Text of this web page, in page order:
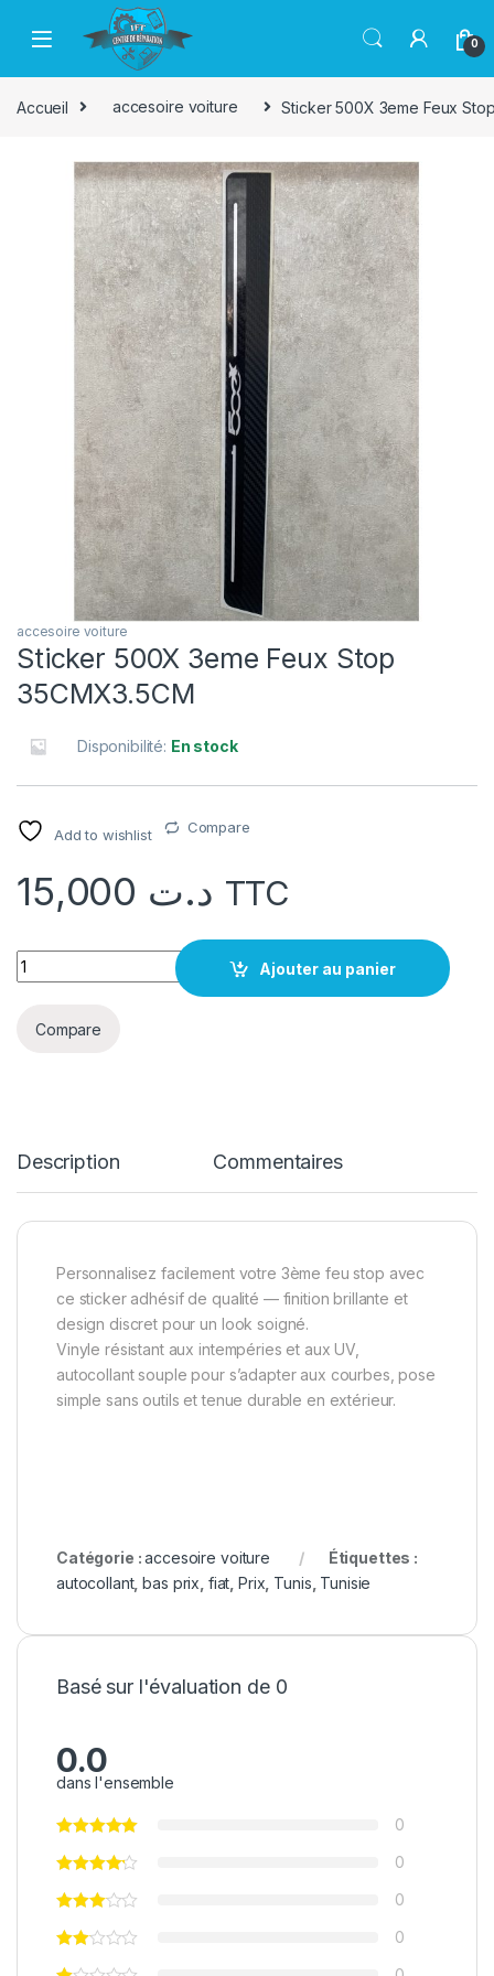
Passer à la navigation
Aller au contenu
0
Accueil accesoire voiture Sticker 500X 3eme Feux
accesoire voiture
Sticker 500X 3eme Feux Stop
35CMX3.5CM
Disponibilité: En stock
Add to wishlist Compare
د.ت TTC
quantité Sticker 500X 3eme Feux Stop 35CMX3.5CM
Ajouter au panier
Compare
Description Commentaires
Personnalisez facilement votre 3ème feu stop avec
ce sticker adhésif de qualité — finition brillante et
design discret pour un look soigné.
Vinyle résistant aux intempéries et aux UV,
autocollant souple pour s’adapter aux courbes, pose
simple sans outils et tenue durable en extérieur.
Catégorie :accesoire voiture
Étiquettes :
autocollant,bas prix fiat ,Prix Tunis Tunisie
Basé sur l'évaluation de 0
0.0
dans l'ensemble
0
0
0
0